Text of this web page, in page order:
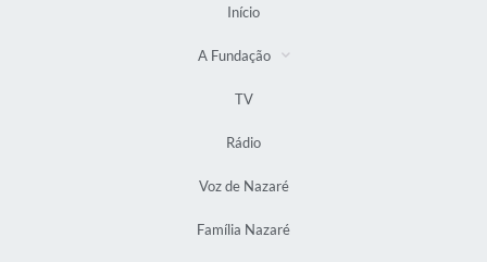
Início
A Fundação
TV
Rádio
Voz de Nazaré
Família Nazaré